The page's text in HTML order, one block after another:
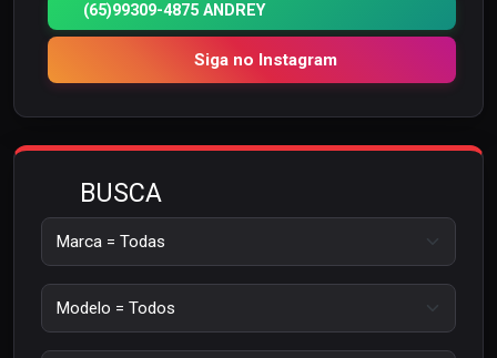
(65)99309-4875 ANDREY
Siga no Instagram
BUSCA